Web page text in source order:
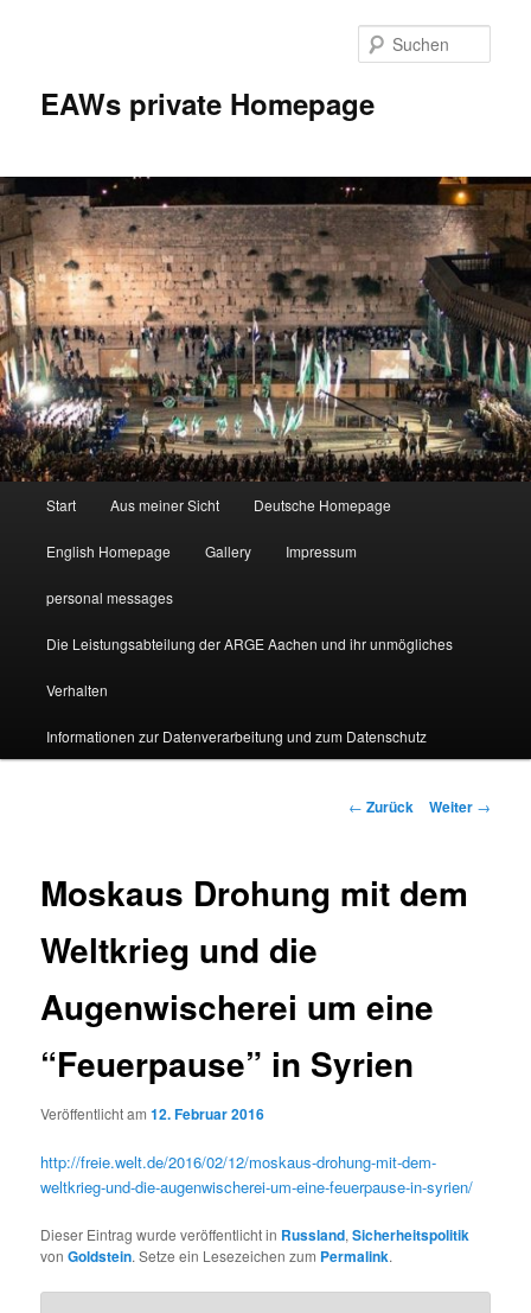
EAWs private Homepage
Start Aus meiner Sicht Deutsche Homepage
English Homepage Gallery Impressum
personal messages
Die Leistungsabteilung der ARGE Aachen und ihr unmögliches
Verhalten
Informationen zur Datenverarbeitung und zum Datenschutz
Beitragsnavigation
← Zurück Weiter →
Moskaus Drohung mit dem
Weltkrieg und die
Augenwischerei um eine
“Feuerpause” in Syrien
Veröffentlicht am12. Februar 2016
http://freie.welt.de/2016/02/12/moskaus-drohung-mit-dem-
weltkrieg-und-die-augenwischerei-um-eine-feuerpause-in-syrien/
Dieser Eintrag wurde veröffentlicht in Russland,Sicherheitspolitik
vonGoldstein. Setze ein Lesezeichen zum Permalink.